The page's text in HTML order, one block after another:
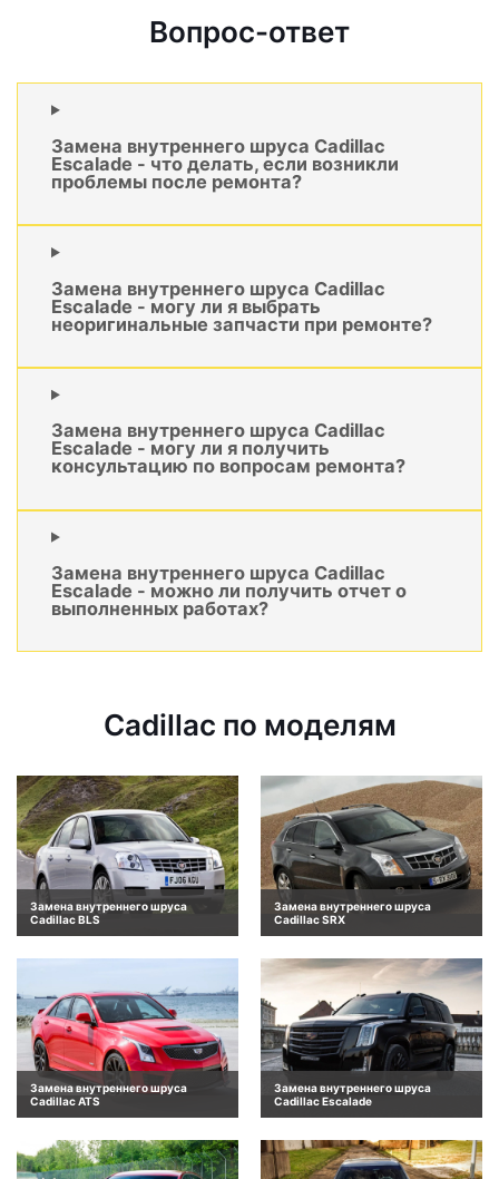
Вопрос-ответ
Замена внутреннего шруса Cadillac
Escalade - что делать, если возникли
проблемы после ремонта?
Замена внутреннего шруса Cadillac
Escalade - могу ли я выбрать
неоригинальные запчасти при ремонте?
Замена внутреннего шруса Cadillac
Escalade - могу ли я получить
консультацию по вопросам ремонта?
Замена внутреннего шруса Cadillac
Escalade - можно ли получить отчет о
выполненных работах?
Cadillac по моделям
Замена внутреннего шруса
Cadillac BLS
Замена внутреннего шруса
Cadillac SRX
Замена внутреннего шруса
Cadillac ATS
Замена внутреннего шруса
Cadillac Escalade